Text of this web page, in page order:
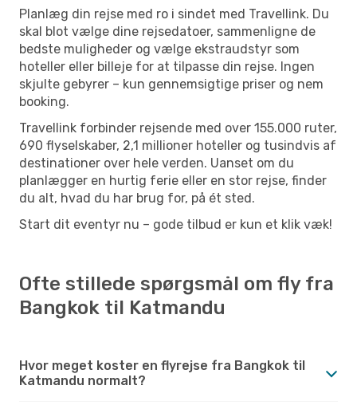
Planlæg din rejse med ro i sindet med Travellink. Du
skal blot vælge dine rejsedatoer, sammenligne de
bedste muligheder og vælge ekstraudstyr som
hoteller eller billeje for at tilpasse din rejse. Ingen
skjulte gebyrer – kun gennemsigtige priser og nem
booking.
Travellink forbinder rejsende med over 155.000 ruter,
690 flyselskaber, 2,1 millioner hoteller og tusindvis af
destinationer over hele verden. Uanset om du
planlægger en hurtig ferie eller en stor rejse, finder
du alt, hvad du har brug for, på ét sted.
Start dit eventyr nu – gode tilbud er kun et klik væk!
Ofte stillede spørgsmål om fly fra
Bangkok til Katmandu
Hvor meget koster en flyrejse fra Bangkok til
Katmandu normalt?